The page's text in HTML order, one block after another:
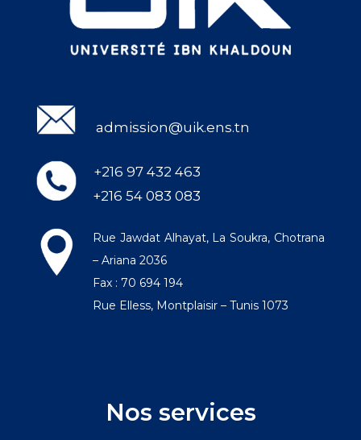
admission@uik.ens.tn
+216 97 432 463
+216 54 083 083
Rue Jawdat Alhayat, La Soukra, Chotrana
– Ariana 2036
Fax : 70 694 194
Rue Elless, Montplaisir – Tunis 1073
Nos services